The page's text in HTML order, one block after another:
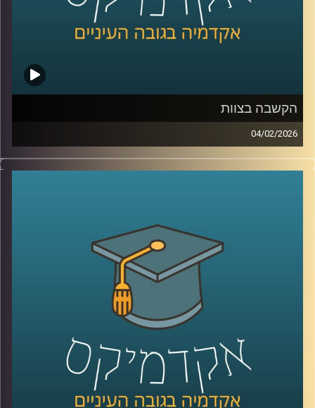
הקשבה בצוות
04/02/2026
בעולם הניהול והחיים האישיים מדברים הרבה על תקשורת
טובה, אבל הרבה פחות על הקשבה אמיתית, כזו שמשנה
שהיא למעשה מנגנון עמוק שמכתיב אם צוותים ידברו וישתפו
ידע, ואם משפחות ירגישו מובנות או מתוסכלות. בפרק הזה
אנחנו מדברים על האופן שבו סגנון ההקשבה של מנהל, הורה
או בן משפחה מעצב את איכות הדיאלוג סביבו.
יחד עם ד״ר אסנת בוסקילה־ים, יועצת ארגונית ומרצה
באוניברסיטת רייכמן, נבחן למה הקשבה כל כך מאתגרת, למה
נאומים הם האויב שלה, ומה ההבדל בין הקשבה אישית,
הקשבה בצוות והקשבה במשפחה, ואיך שינוי קטן באופן
ההקשבה יכול לייצר שינוי גדול ביחסים?